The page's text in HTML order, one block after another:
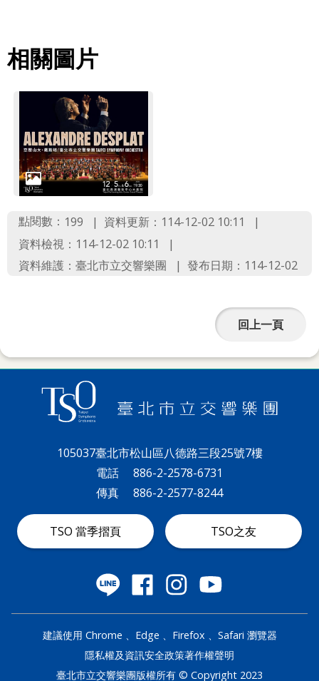
相關圖片
點閱數： 199
資料更新：114-12-02 10:11
資料檢視：114-12-02 10:11
資料維護：臺北市立交響樂團
發布日期：114-12-02
回上一頁
105037臺北市松山區八德路三段25號7樓
電話
886-2-2578-6731
傳真
886-2-2577-8244
TSO 當季摺頁 TSO之友
建議使用 Chrome 、Edge 、Firefox 、Safari 瀏覽器
隱私權及資訊安全政策著作權聲明
臺北市立交響樂團版權所有 © Copyright 2023